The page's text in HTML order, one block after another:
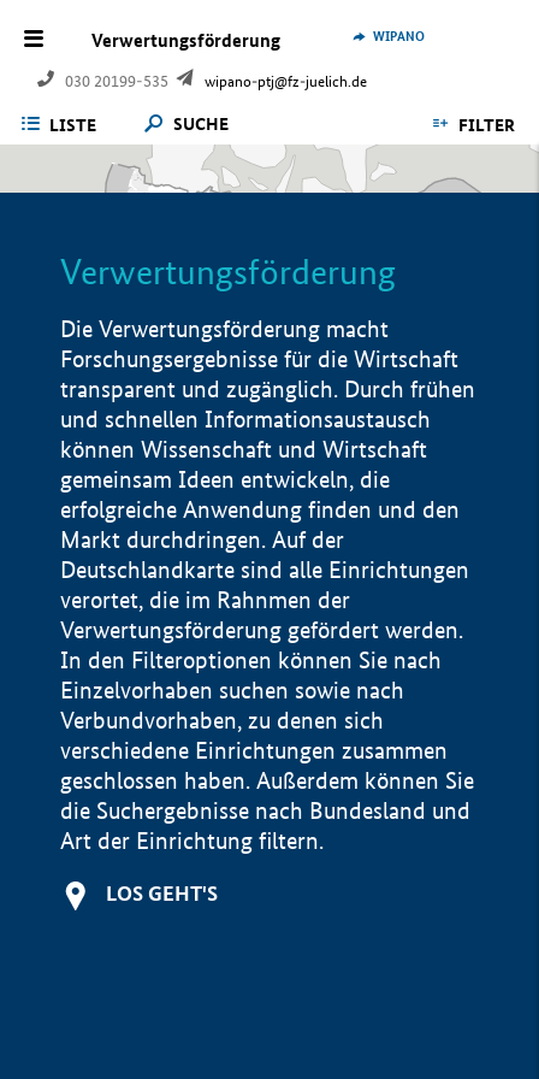
Verwertungsförderung
030 20199-535 wipano-ptj@fz-juelich.de
WIPANO
LISTE SUCHE FILTER
Verwertungsförderung
Die Verwertungsförderung macht
Forschungsergebnisse für die Wirtschaft
transparent und zugänglich. Durch frühen
und schnellen Informationsaustausch
können Wissenschaft und Wirtschaft
gemeinsam Ideen entwickeln, die
erfolgreiche Anwendung finden und den
Markt durchdringen. Auf der
Deutschlandkarte sind alle Einrichtungen
verortet, die im Rahnmen der
Verwertungsförderung gefördert werden.
In den Filteroptionen können Sie nach
Einzelvorhaben suchen sowie nach
Verbundvorhaben, zu denen sich
verschiedene Einrichtungen zusammen
geschlossen haben. Außerdem können Sie
die Suchergebnisse nach Bundesland und
Art der Einrichtung filtern.
LOS GEHT'S